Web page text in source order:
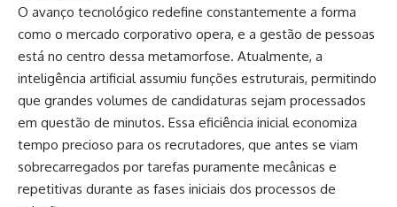
O avanço tecnológico redefine constantemente a forma
como o mercado corporativo opera, e a gestão de pessoas
está no centro dessa metamorfose. Atualmente, a
inteligência artificial assumiu funções estruturais, permitindo
que grandes volumes de candidaturas sejam processados
em questão de minutos. Essa eficiência inicial economiza
tempo precioso para os recrutadores, que antes se viam
sobrecarregados por tarefas puramente mecânicas e
repetitivas durante as fases iniciais dos processos de